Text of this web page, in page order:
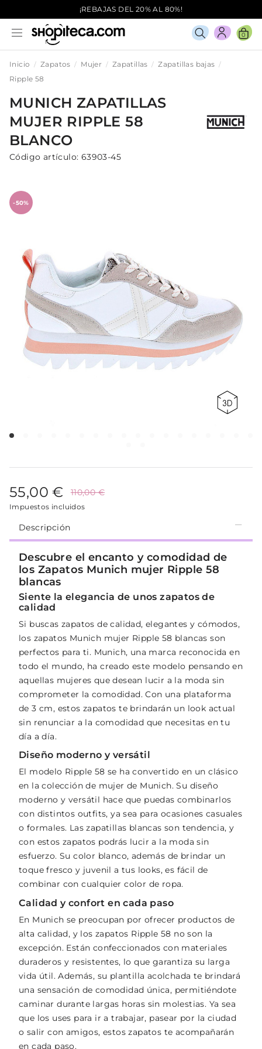
¡REBAJAS DEL 20% AL 80%!
0
Inicio Zapatos Mujer Zapatillas
Zapatillas bajas
Ripple 58
MUNICH ZAPATILLAS
MUJER RIPPLE 58
BLANCO
Código artículo: 63903-45
-50%
55,00 € 110,00 €
Impuestos incluidos
Descripción
Descubre el encanto y comodidad de
los Zapatos Munich mujer Ripple 58
blancas
Siente la elegancia de unos zapatos de
calidad
Si buscas zapatos de calidad, elegantes y cómodos,
los zapatos Munich mujer Ripple 58 blancas son
perfectos para ti. Munich, una marca reconocida en
todo el mundo, ha creado este modelo pensando en
aquellas mujeres que desean lucir a la moda sin
comprometer la comodidad. Con una plataforma
de 3 cm, estos zapatos te brindarán un look actual
sin renunciar a la comodidad que necesitas en tu
día a día.
Diseño moderno y versátil
El modelo Ripple 58 se ha convertido en un clásico
en la colección de mujer de Munich. Su diseño
moderno y versátil hace que puedas combinarlos
con distintos outfits, ya sea para ocasiones casuales
o formales. Las zapatillas blancas son tendencia, y
con estos zapatos podrás lucir a la moda sin
esfuerzo. Su color blanco, además de brindar un
toque fresco y juvenil a tus looks, es fácil de
combinar con cualquier color de ropa.
Calidad y confort en cada paso
En Munich se preocupan por ofrecer productos de
alta calidad, y los zapatos Ripple 58 no son la
excepción. Están confeccionados con materiales
duraderos y resistentes, lo que garantiza su larga
vida útil. Además, su plantilla acolchada te brindará
una sensación de comodidad única, permitiéndote
caminar durante largas horas sin molestias. Ya sea
que los uses para ir a trabajar, pasear por la ciudad
o salir con amigos, estos zapatos te acompañarán
en cada paso.